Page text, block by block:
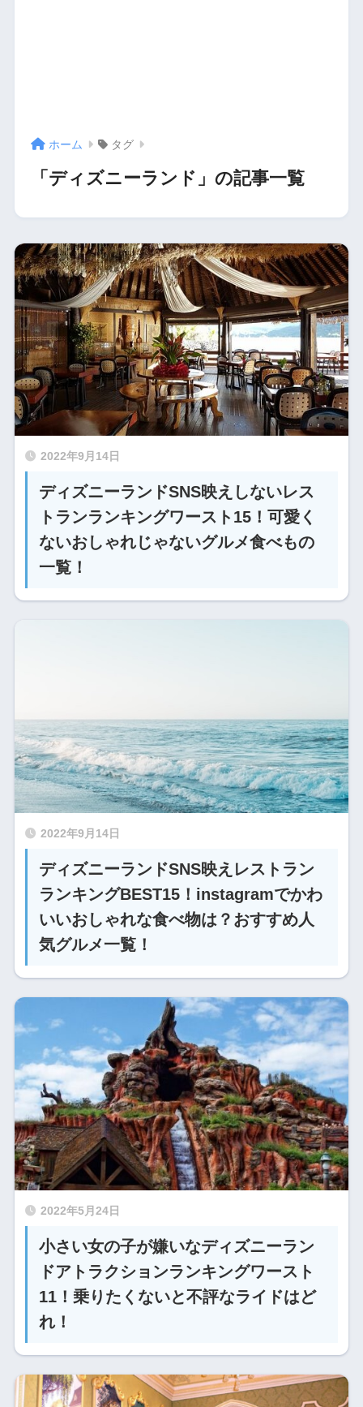
ホーム タグ
「ディズニーランド」の記事一覧
2022年9月14日
ディズニーランドSNS映えしないレス
トランランキングワースト15！可愛く
ないおしゃれじゃないグルメ食べもの
一覧！
2022年9月14日
ディズニーランドSNS映えレストラン
ランキングBEST15！instagramでかわ
いいおしゃれな食べ物は？おすすめ人
気グルメ一覧！
2022年5月24日
小さい女の子が嫌いなディズニーラン
ドアトラクションランキングワースト
11！乗りたくないと不評なライドはど
れ！